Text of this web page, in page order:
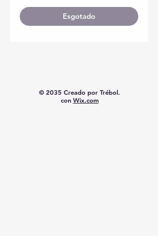
Esgotado
© 2035 Creado por Trébol.
con Wix.com